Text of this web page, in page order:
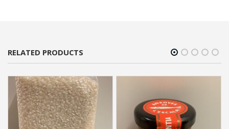
RELATED PRODUCTS